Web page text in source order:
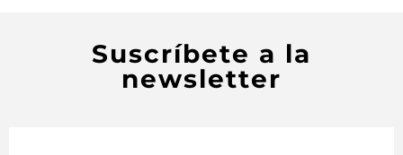
Suscríbete a la
newsletter